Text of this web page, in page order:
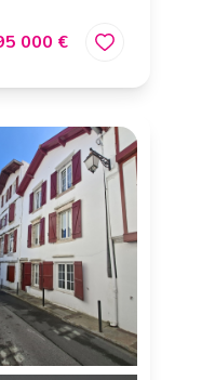
000 €